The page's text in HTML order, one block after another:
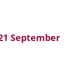
September